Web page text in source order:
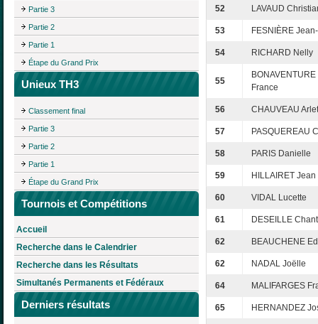
Partie 3
Partie 2
Partie 1
Étape du Grand Prix
Unieux TH3
Classement final
Partie 3
Partie 2
Partie 1
Étape du Grand Prix
Tournois et Compétitions
Accueil
Recherche dans le Calendrier
Recherche dans les Résultats
Simultanés Permanents et Fédéraux
Derniers résultats
52 LAVAUD
53 FESNIÈRE
54 RICHARD Nelly
55
France
56 CHAUVEAU
57 PASQUEREAU
58 PARIS Danielle
59 HILLAIRET Jean
60 VIDAL Lucette
61 DESEILLE
62 BEAUCHENE
62 NADAL Joëlle
64 MALIFARGES
65 HERNANDEZ